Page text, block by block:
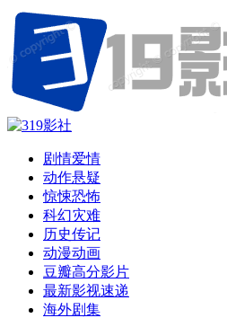
剧情爱情
动作悬疑
惊悚恐怖
科幻灾难
历史传记
动漫动画
豆瓣高分影片
最新影视速递
海外剧集